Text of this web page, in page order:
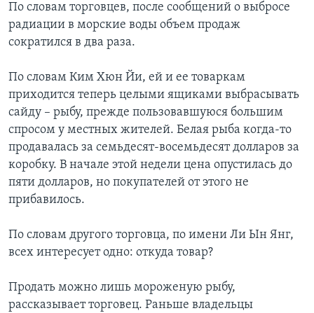
По словам торговцев, после сообщений о выбросе
радиации в морские воды объем продаж
сократился в два раза.
По словам Ким Хюн Йи, ей и ее товаркам
приходится теперь целыми ящиками выбрасывать
сайду – рыбу, прежде пользовавшуюся большим
спросом у местных жителей. Белая рыба когда-то
продавалась за семьдесят-восемьдесят долларов за
коробку. В начале этой недели цена опустилась до
пяти долларов, но покупателей от этого не
прибавилось.
По словам другого торговца, по имени Ли Ын Янг,
всех интересует одно: откуда товар?
Продать можно лишь мороженую рыбу,
рассказывает торговец. Раньше владельцы